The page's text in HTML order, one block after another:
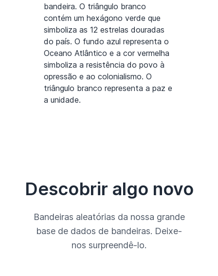
bandeira. O triângulo branco
contém um hexágono verde que
simboliza as 12 estrelas douradas
do país. O fundo azul representa o
Oceano Atlântico e a cor vermelha
simboliza a resistência do povo à
opressão e ao colonialismo. O
triângulo branco representa a paz e
a unidade.
Descobrir algo novo
Bandeiras aleatórias da nossa grande
base de dados de bandeiras. Deixe-
nos surpreendê-lo.